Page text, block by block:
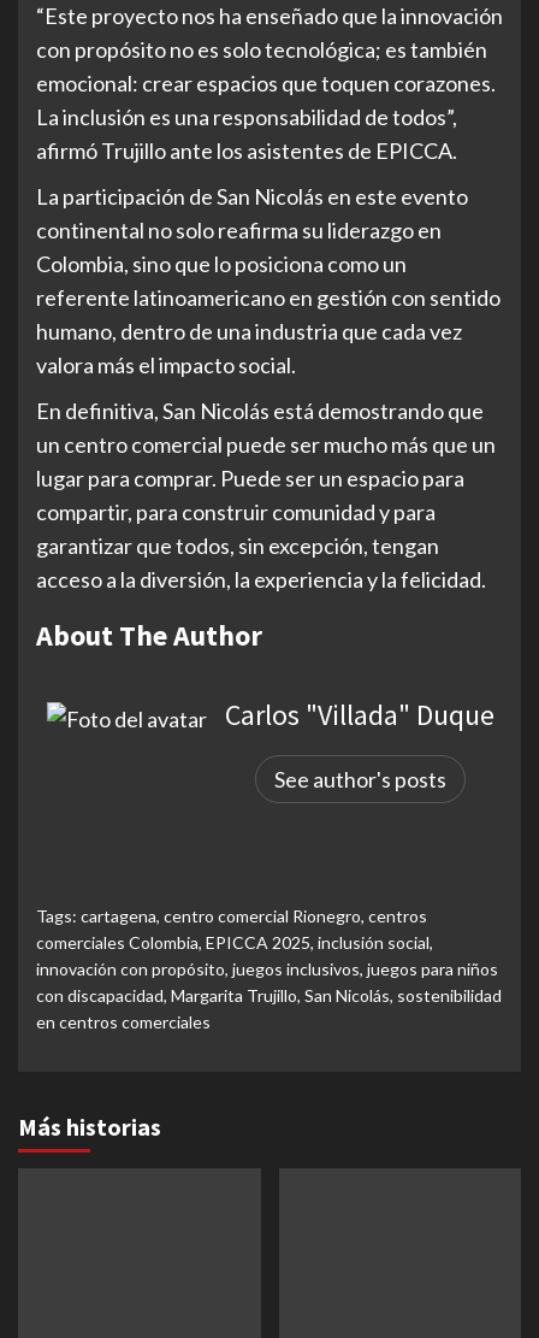
“Este proyecto nos ha enseñado que la innovación
con propósito no es solo tecnológica; es también
emocional: crear espacios que toquen corazones.
La inclusión es una responsabilidad de todos”,
afirmó Trujillo ante los asistentes de EPICCA.
La participación de San Nicolás en este evento
continental no solo reafirma su liderazgo en
Colombia, sino que lo posiciona como un
referente latinoamericano en gestión con sentido
humano, dentro de una industria que cada vez
valora más el impacto social.
En definitiva, San Nicolás está demostrando que
un centro comercial puede ser mucho más que un
lugar para comprar. Puede ser un espacio para
compartir, para construir comunidad y para
garantizar que todos, sin excepción, tengan
acceso a la diversión, la experiencia y la felicidad.
About The Author
Carlos "Villada" Duque
See author's posts
Tags: cartagena, centro comercial Rionegro, centros
comerciales Colombia, EPICCA 2025, inclusión social,
innovación con propósito, juegos inclusivos, juegos para niños
con discapacidad, Margarita Trujillo, San Nicolás, sostenibilidad
en centros comerciales
Más historias